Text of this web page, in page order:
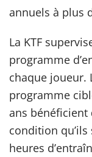
annuels à plus
La KTF
programme
chaque joueur.
programme
ans bénéficient
condition qu’ils
heures